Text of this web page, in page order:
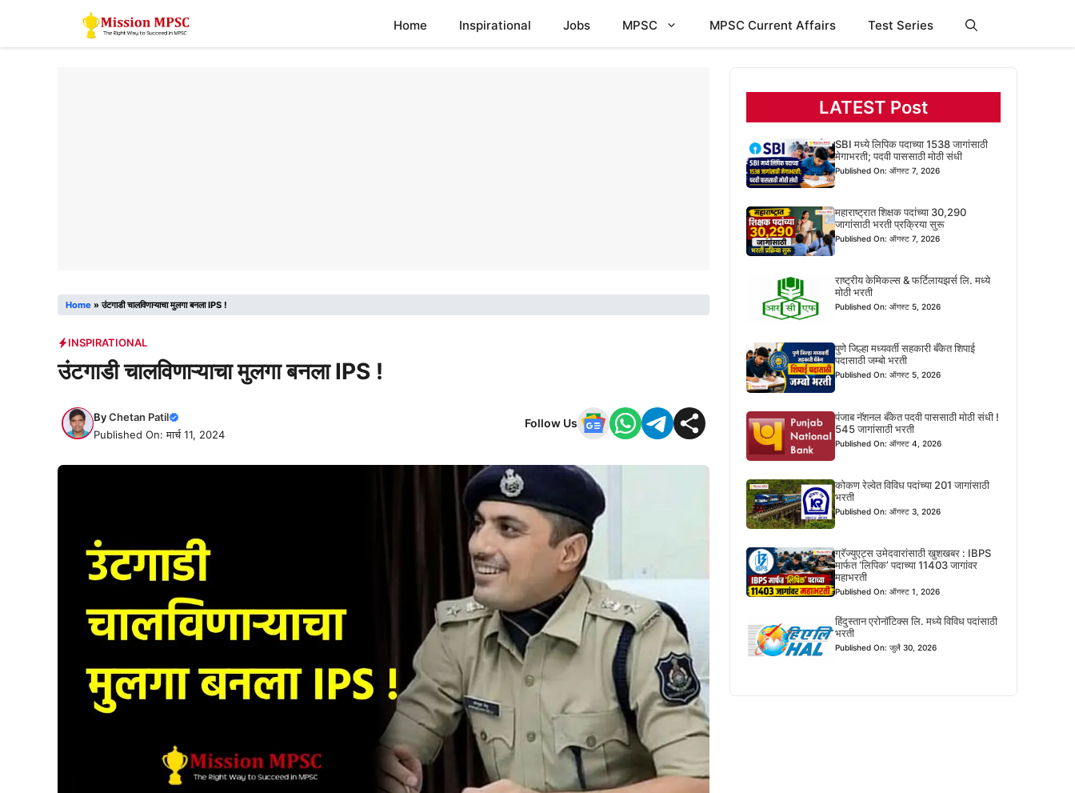
Home Inspirational Jobs MPSC MPSC Current Affairs Test Series
Home »उंटगाडी चालविणाऱ्याचा मुलगा बनला IPS !
INSPIRATIONAL
उंटगाडी चालविणाऱ्याचा मुलगा बनला IPS !
ByChetan Patil
Published On: मार्च 11, 2024
Follow Us
LATEST Post
SBI मध्ये लिपिक पदाच्या 1538 जागांसाठी
मेगाभरती; पदवी पाससाठी मोठी संधी
Published On: ऑगस्ट 7, 2026
महाराष्ट्रात शिक्षक पदांच्या 30,290
जागांसाठी भरती प्रक्रिया सुरू
Published On: ऑगस्ट 7, 2026
राष्ट्रीय केमिकल्स & फर्टिलायझर्स लि. मध्ये
मोठी भरती
Published On: ऑगस्ट 5, 2026
पुणे जिल्हा मध्यवर्ती सहकारी बँकेत शिपाई
पदासाठी जम्बो भरती
Published On: ऑगस्ट 5, 2026
पंजाब नॅशनल बँकेत पदवी पाससाठी मोठी संधी !
545 जागांसाठी भरती
Published On: ऑगस्ट 4, 2026
कोकण रेल्वेत विविध पदांच्या 201 जागांसाठी
भरती
Published On: ऑगस्ट 3, 2026
ग्रॅज्युएट्स उमेदवारांसाठी खुशखबर : IBPS
मार्फत ‘लिपिक’ पदाच्या 11403 जागांवर
महाभरती
Published On: ऑगस्ट 1, 2026
हिंदुस्तान एरोनॉटिक्स लि. मध्ये विविध पदांसाठी
भरती
Published On: जुलै 30, 2026